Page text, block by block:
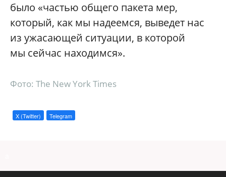
было «частью общего пакета мер,
который, как мы надеемся, выведет нас
из ужасающей ситуации, в которой
мы сейчас находимся».
Фото: The New York Times
X (Twitter) Telegram